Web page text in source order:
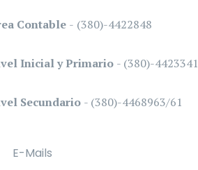
Contable - (380)-4422848
Inicial y Primario - (380)-4423341
Secundario - (380)-4468963/61
E-Mails